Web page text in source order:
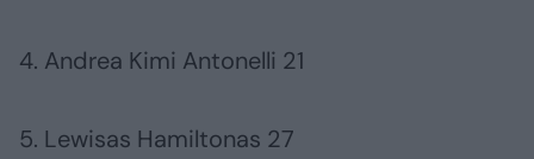
4. Andrea Kimi Antonelli 21
5. Lewisas Hamiltonas 27